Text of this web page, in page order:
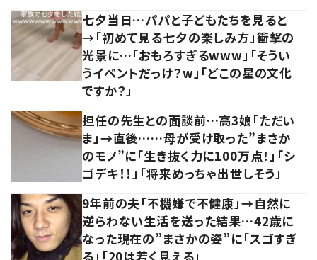
七夕当日…パパと子どもたちを見ると
→「初めて見る七夕の楽しみ方」衝撃の
光景に…「おもろすぎるwww」「そうい
うイベントだっけ？w」「どこの星の文化
ですか？」
担任の先生との面談前…高3娘「ただい
ま」→直後……母が受け取った”まさか
のモノ”に「生き抜く力に100万点！」「シ
ゴデキ！！」「将来めっちゃ出世しそう」
9年前の夫「不機嫌で不健康」→自然に
逆らわない生活を送った結果…42歳に
なった現在の”まさかの姿”に「スゴすぎ
る」「20は若く見える」